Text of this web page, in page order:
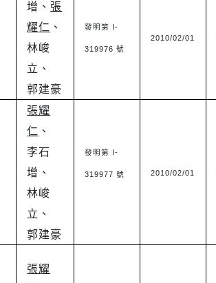
增、 張
耀仁 、
林峻
立、
郭建豪
發明第 I-
319976號
2010/02/01
張耀
仁 、
李石
增、
林峻
立、
郭建豪
發明第 I-
319977號 2010/02/01
張耀